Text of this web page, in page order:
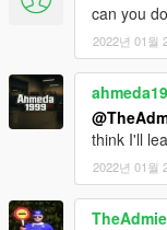
can you
2022년 01월
think I'll
2022년 01월